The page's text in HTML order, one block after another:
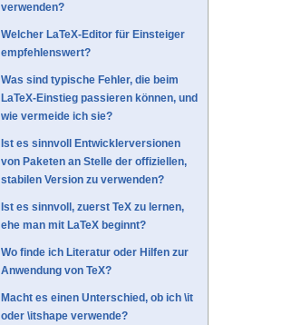
verwenden?
Welcher LaTeX-Editor für Einsteiger
empfehlenswert?
Was sind typische Fehler, die beim
LaTeX-Einstieg passieren können, und
wie vermeide ich sie?
Ist es sinnvoll Entwicklerversionen
von Paketen an Stelle der offiziellen,
stabilen Version zu verwenden?
Ist es sinnvoll, zuerst TeX zu lernen,
ehe man mit LaTeX beginnt?
Wo finde ich Literatur oder Hilfen zur
Anwendung von TeX?
Macht es einen Unterschied, ob ich \it
oder \itshape verwende?